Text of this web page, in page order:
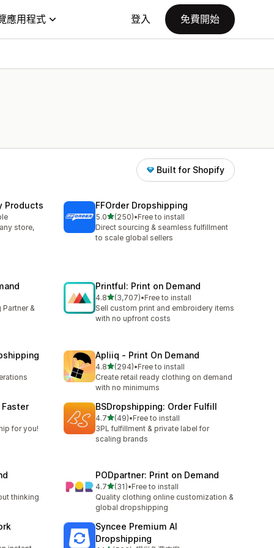
應用程式 登入 免費開始
Built for Shopify
Products
store,
FFOrder Dropshipping
5.0滿分 5 顆星
(250)
共有 250 則評價
•Free to install
Direct sourcing & seamless fulfillment
to scale global sellers
&
Printful: Print on Demand
4.8滿分 5 顆星
(3,707)
共有 3707 則評價
•Free to install
Sell custom print and embroidery items
with no upfront costs
Apliiq ‑ Print On Demand
4.8滿分 5 顆星
(294)
共有 294 則評價
•Free to install
Create retail ready clothing on demand
with no minimums
for you!
BSDropshipping: Order Fulfill
4.7滿分 5 顆星
(49)
共有 49 則評價
•Free to install
3PL fulfillment & private label for
scaling brands
thinking
PODpartner: Print on Demand
4.7滿分 5 顆星
(31)
共有 31 則評價
•Free to install
Quality clothing online customization &
global dropshipping
Syncee Premium AI
Dropshipping